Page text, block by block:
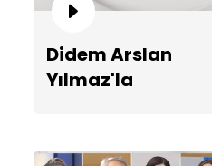
Didem Arslan
Yılmaz'la